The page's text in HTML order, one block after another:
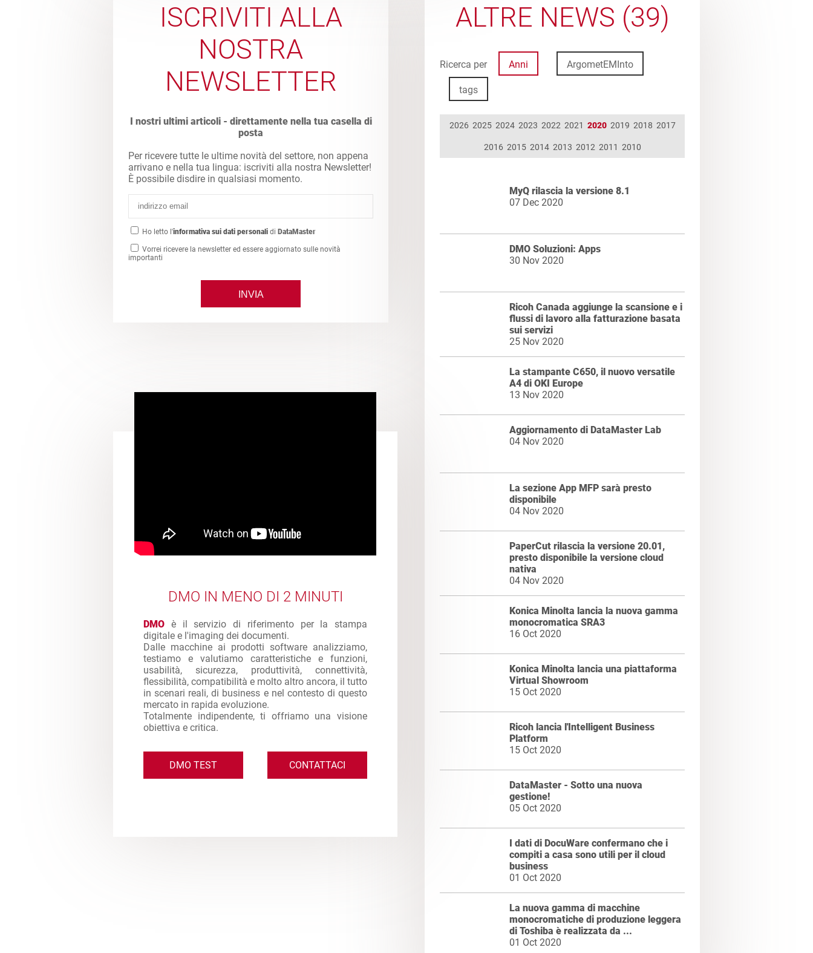
ISCRIVITI ALLA
NOSTRA
NEWSLETTER
I nostri ultimi articoli - direttamente nella tua casella di
posta
Per ricevere tutte le ultime novità del settore, non appena
arrivano e nella tua lingua: iscriviti alla nostra Newsletter!
È possibile disdire in qualsiasi momento.
Ho letto l'informativa sui dati personali di DataMaster
Vorrei ricevere la newsletter ed essere aggiornato sulle novità
importanti
DMO IN MENO DI 2 MINUTI
DMO è il servizio di riferimento per la stampa
digitale e l'imaging dei documenti.
Dalle macchine ai prodotti software analizziamo,
testiamo e valutiamo caratteristiche e funzioni,
usabilità, sicurezza, produttività, connettività,
flessibilità, compatibilità e molto altro ancora, il tutto
in scenari reali, di business e nel contesto di questo
mercato in rapida evoluzione.
Totalmente indipendente, ti offriamo una visione
obiettiva e critica.
DMO TEST CONTATTACI
ALTRE NEWS (39)
Ricerca per Anni ArgometEMInto
tags
2026 2025 2024 2023 2022 2021 2020 2019 2018 2017
2016 2015 2014 2013 2012 2011 2010
MyQ rilascia la versione 8.1
07 Dec 2020
DMO Soluzioni: Apps
30 Nov 2020
Ricoh Canada aggiunge la scansione e i
flussi di lavoro alla fatturazione basata
sui servizi
25 Nov 2020
La stampante C650, il nuovo versatile
A4 di OKI Europe
13 Nov 2020
Aggiornamento di DataMaster Lab
04 Nov 2020
La sezione App MFP sarà presto
disponibile
04 Nov 2020
PaperCut rilascia la versione 20.01,
presto disponibile la versione cloud
nativa
04 Nov 2020
Konica Minolta lancia la nuova gamma
monocromatica SRA3
16 Oct 2020
Konica Minolta lancia una piattaforma
Virtual Showroom
15 Oct 2020
Ricoh lancia l'Intelligent Business
Platform
15 Oct 2020
DataMaster - Sotto una nuova
gestione!
05 Oct 2020
I dati di DocuWare confermano che i
compiti a casa sono utili per il cloud
business
01 Oct 2020
La nuova gamma di macchine
monocromatiche di produzione leggera
di Toshiba è realizzata da ...
01 Oct 2020